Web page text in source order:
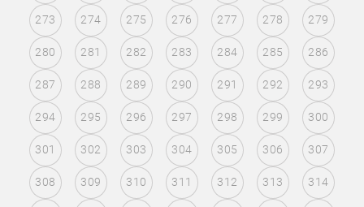
273 274 275 276 277 278 279
280 281 282 283 284 285 286
287 288 289 290 291 292 293
294 295 296 297 298 299 300
301 302 303 304 305 306 307
308 309 310 311 312 313 314